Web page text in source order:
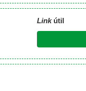
Linkútil